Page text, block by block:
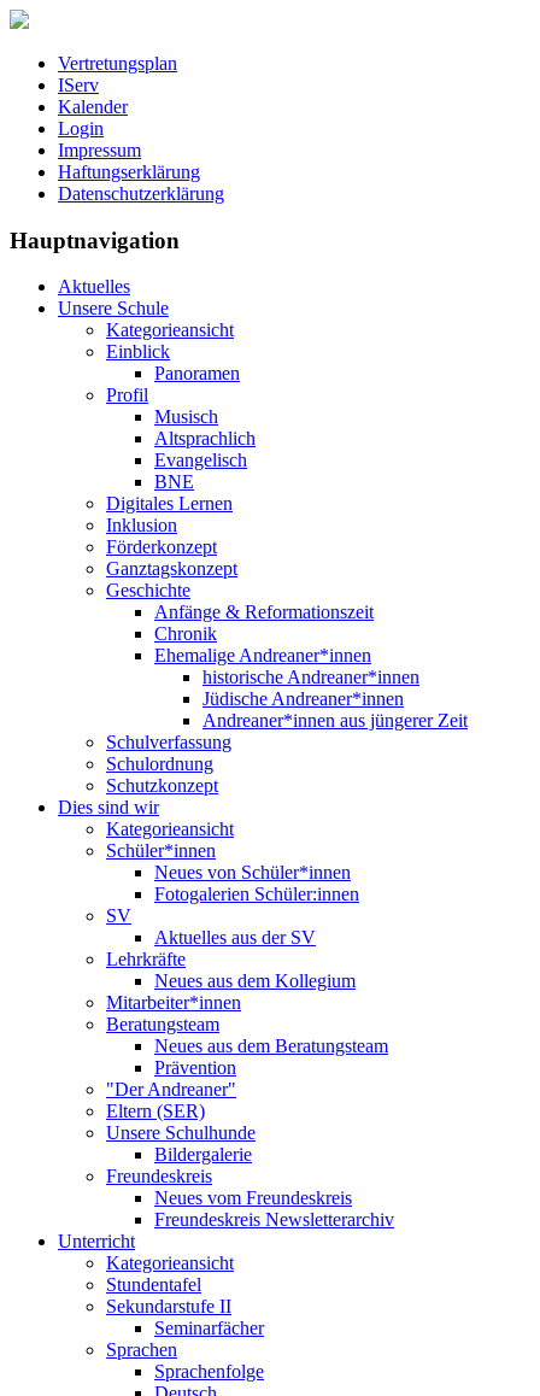
Vertretungsplan
IServ
Kalender
Login
Impressum
Haftungserklärung
Datenschutzerklärung
Hauptnavigation
Aktuelles
Unsere Schule
Kategorieansicht
Einblick
Panoramen
Profil
Musisch
Altsprachlich
Evangelisch
BNE
Digitales Lernen
Inklusion
Förderkonzept
Ganztagskonzept
Geschichte
Anfänge & Reformationszeit
Chronik
Ehemalige Andreaner*innen
historische Andreaner*innen
Jüdische Andreaner*innen
Andreaner*innen aus jüngerer Zeit
Schulverfassung
Schulordnung
Schutzkonzept
Dies sind wir
Kategorieansicht
Schüler*innen
Neues von Schüler*innen
Fotogalerien Schüler:innen
SV
Aktuelles aus der SV
Lehrkräfte
Neues aus dem Kollegium
Mitarbeiter*innen
Beratungsteam
Neues aus dem Beratungsteam
Prävention
"Der Andreaner"
Eltern (SER)
Unsere Schulhunde
Bildergalerie
Freundeskreis
Neues vom Freundeskreis
Freundeskreis Newsletterarchiv
Unterricht
Kategorieansicht
Stundentafel
Sekundarstufe II
Seminarfächer
Sprachen
Sprachenfolge